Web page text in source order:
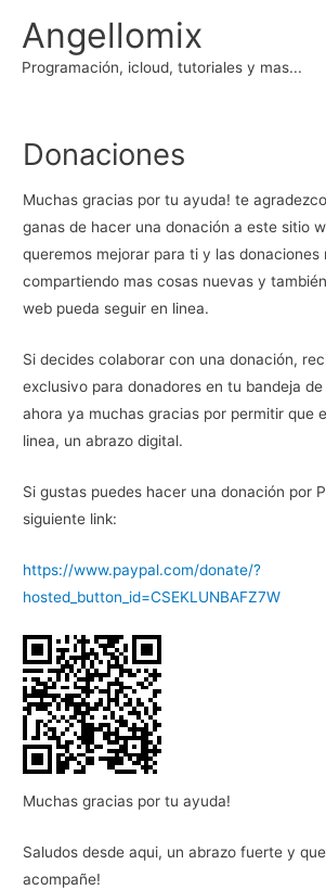
contenido
Angellomix
Programación, icloud, tutoriales y mas...
Donaciones
Muchas gracias por tu ayuda! te
ganas de hacer una donación a este sitio
queremos mejorar para ti y las donaciones
compartiendo mas cosas nuevas y
web pueda seguir en linea.
Si decides colaborar con una donación,
exclusivo para donadores en tu bandeja
ahora ya muchas gracias por permitir que
linea, un abrazo digital.
Si gustas puedes hacer una donación por
siguiente link:
https://www.paypal.com/donate/?
hosted_button_id=CSEKLUNBAFZ7W
Muchas gracias por tu ayuda!
Saludos desde aqui, un abrazo fuerte y
acompañe!